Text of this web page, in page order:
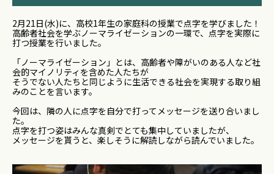
2月21日(水)に、高校1年生の家庭科の授業で点字を学びました！
高齢者社会を学ぶノーマライゼーションの一環で、点字を実際に
打つ授業を行いました。
「ノーマライゼーション」とは、高齢者や障がいのある人など社
会的マイノリティを含めた人たちが
そうでない人たちと同じように生活できる社会を実現する取り組
みのことを言います。
今回は、隣の人に点字を自分で打ってメッセージを送り合いまし
た。
点字を打つ姿はみんな真剣でとても集中していましたが、
メッセージを貰うと、楽しそうに解読しながら読んでいました。